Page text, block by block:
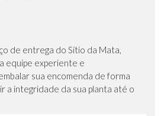
de entrega do Sítio da Mata,
equipe experiente e
sua encomenda de forma
a integridade da sua planta até o